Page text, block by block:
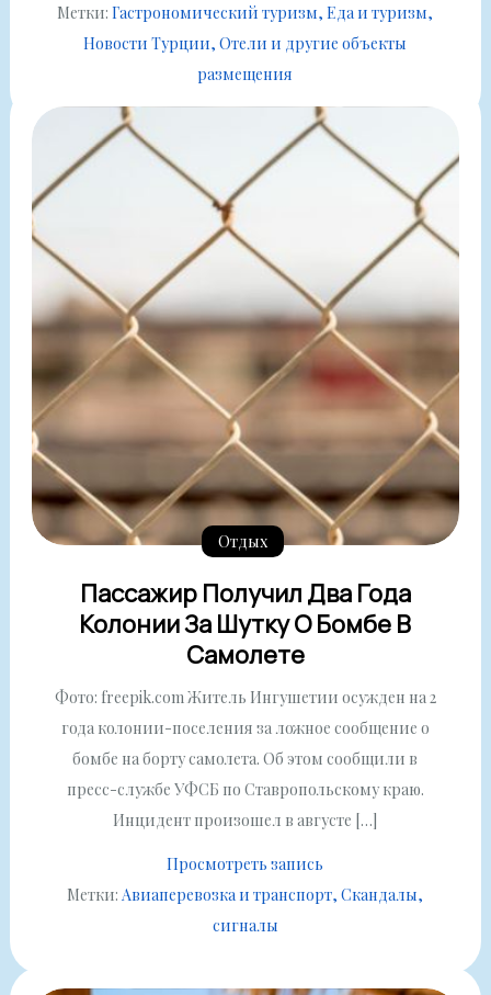
Метки:Гастрономический туризм Еда и туризм
Новости Турции Отели и другие объекты
размещения
Отдых
Пассажир Получил Два Года
Колонии За Шутку О Бомбе В
Самолете
Фото: freepik.com Житель Ингушетии осужден на 2
года колонии-поселения за ложное сообщение о
бомбе на борту самолета. Об этом сообщили в
пресс-службе УФСБ по Ставропольскому краю.
Инцидент произошел в августе […]
Просмотреть запись
Метки: Авиаперевозка и транспорт Скандалы,
сигналы